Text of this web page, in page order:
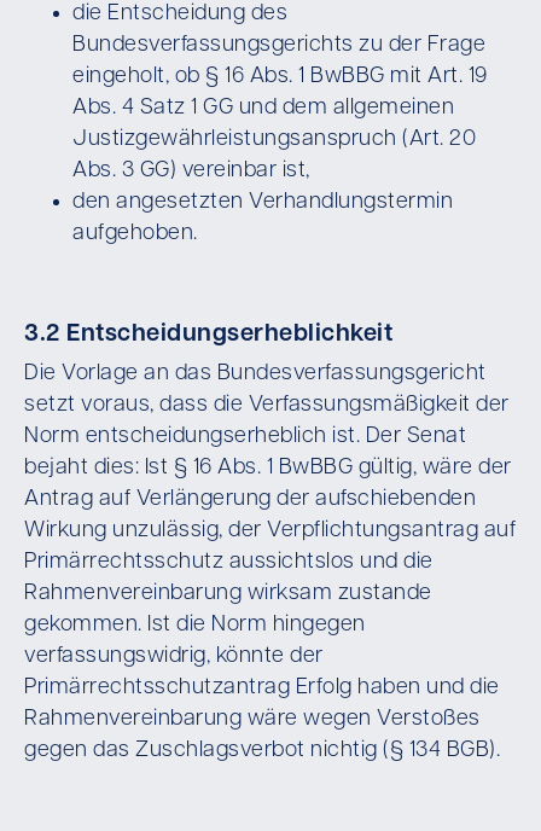
die Entscheidung des
Bundesverfassungsgerichts zu der Frage
eingeholt, ob § 16 Abs. 1 BwBBG mit Art. 19
Abs. 4 Satz 1 GG und dem allgemeinen
Justizgewährleistungsanspruch (Art. 20
Abs. 3 GG) vereinbar ist,
den angesetzten Verhandlungstermin
aufgehoben.
3.2 Entscheidungserheblichkeit
Die Vorlage an das Bundesverfassungsgericht
setzt voraus, dass die Verfassungsmäßigkeit der
Norm entscheidungserheblich ist. Der Senat
bejaht dies: Ist § 16 Abs. 1 BwBBG gültig, wäre der
Antrag auf Verlängerung der aufschiebenden
Wirkung unzulässig, der Verpflichtungsantrag auf
Primärrechtsschutz aussichtslos und die
Rahmenvereinbarung wirksam zustande
gekommen. Ist die Norm hingegen
verfassungswidrig, könnte der
Primärrechtsschutzantrag Erfolg haben und die
Rahmenvereinbarung wäre wegen Verstoßes
gegen das Zuschlagsverbot nichtig (§ 134 BGB).